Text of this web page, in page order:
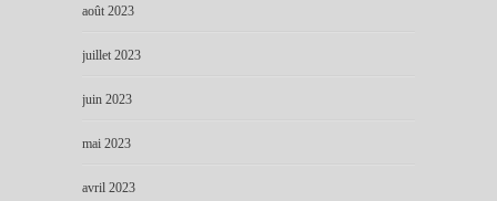
août 2023
juillet 2023
juin 2023
mai 2023
avril 2023